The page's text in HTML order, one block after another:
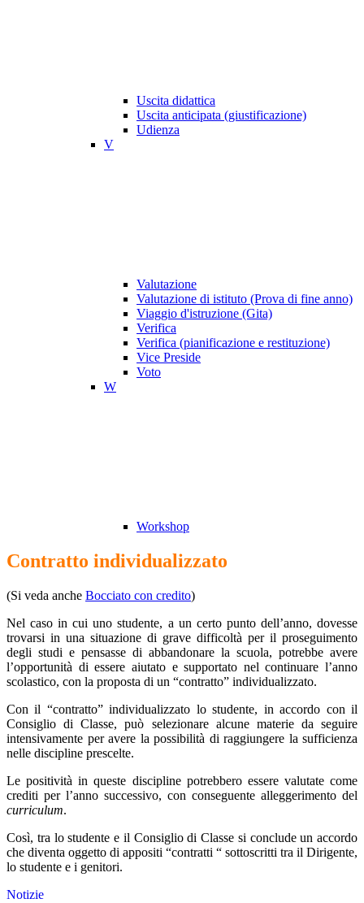
Uscita didattica
Uscita anticipata (giustificazione)
Udienza
V
Valutazione
Valutazione di istituto (Prova di fine anno)
Viaggio d'istruzione (Gita)
Verifica
Verifica (pianificazione e restituzione)
Vice Preside
Voto
W
Workshop
Contratto individualizzato
(Si veda anche Bocciato con credito)
Nel caso in cui uno studente, a un certo punto dell’anno, dovesse
trovarsi in una situazione di grave difficoltà per il proseguimento
degli studi e pensasse di abbandonare la scuola, potrebbe avere
l’opportunità di essere aiutato e supportato nel continuare l’anno
scolastico, con la proposta di un “contratto” individualizzato.
Con il “contratto” individualizzato lo studente, in accordo con il
Consiglio di Classe, può selezionare alcune materie da seguire
intensivamente per avere la possibilità di raggiungere la sufficienza
nelle discipline prescelte.
Le positività in queste discipline potrebbero essere valutate come
crediti per l’anno successivo, con conseguente alleggerimento del
curriculum.
Così, tra lo studente e il Consiglio di Classe si conclude un accordo
che diventa oggetto di appositi “contratti “ sottoscritti tra il Dirigente,
lo studente e i genitori.
Notizie